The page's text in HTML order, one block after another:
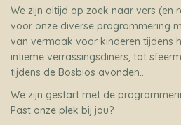
We zijn altijd op zoek naar vers (en
voor onze diverse programmering
van vermaak voor kinderen tijdens
intieme verrassingsdiners, tot
tijdens de Bosbios avonden..
We zijn gestart met de
Past onze plek bij jou?